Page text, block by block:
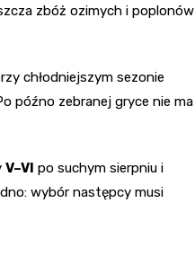
zbóż ozimych i poplonów
chłodniejszym sezonie
późno zebranej gryce nie ma
V–VI po suchym sierpniu i
wybór następcy musi